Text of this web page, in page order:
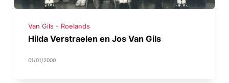
Van Gils - Roelands
Hilda Verstraelen en Jos Van Gils
01/01/2000